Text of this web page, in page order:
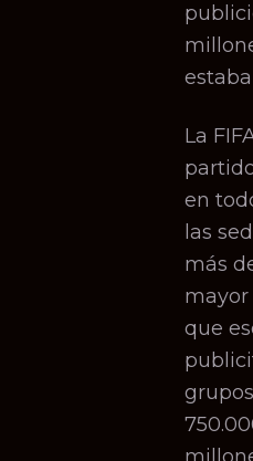
La
en
las
más
que